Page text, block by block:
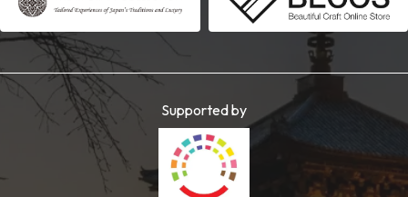
Supported by